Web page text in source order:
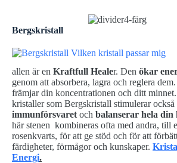
Bergskristall
allen är en Kraftfull Healer. Den ökar
genom att absorbera, lagra och reglera
främjar din koncentrationen och ditt
kristaller som Bergskristall stimulerar också
immunförsvaret och balanserar hela din
här stenen kombineras ofta med andra, till
rosenkvarts, för att ge stöd och för att
färdigheter, förmågor och kunskaper.
Energi.